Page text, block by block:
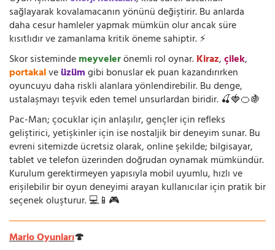
sağlayarak kovalamacanın yönünü değiştirir. Bu anlarda
daha cesur hamleler yapmak mümkün olur ancak süre
kısıtlıdır ve zamanlama kritik öneme sahiptir. ⚡
Skor sistemindemeyvelerönemli rol oynar.Kiraz,çilek,
portakalveüzümgibi bonuslar ek puan kazandırırken
oyuncuyu daha riskli alanlara yönlendirebilir. Bu denge,
ustalaşmayı teşvik eden temel unsurlardan biridir. 🍒🍓🍊🍇
Pac-Man; çocuklar için anlaşılır, gençler için refleks
geliştirici, yetişkinler için ise nostaljik bir deneyim sunar. Bu
evreni sitemizde ücretsiz olarak, online şekilde; bilgisayar,
tablet ve telefon üzerinden doğrudan oynamak mümkündür.
Kurulum gerektirmeyen yapısıyla mobil uyumlu, hızlı ve
erişilebilir bir oyun deneyimi arayan kullanıcılar için pratik bir
seçenek oluşturur. 💻📱🎮
Mario Oyunları🍄